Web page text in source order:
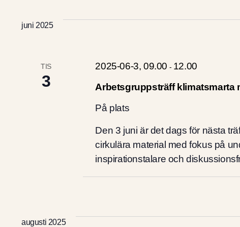
juni 2025
TIS
3 Arbetsgruppsträff klimatsmarta
2025-06-3, 09.00 - 12.00
På plats
Den 3 juni är det dags för nästa
cirkulära material med fokus på
inspirationstalare och
augusti 2025